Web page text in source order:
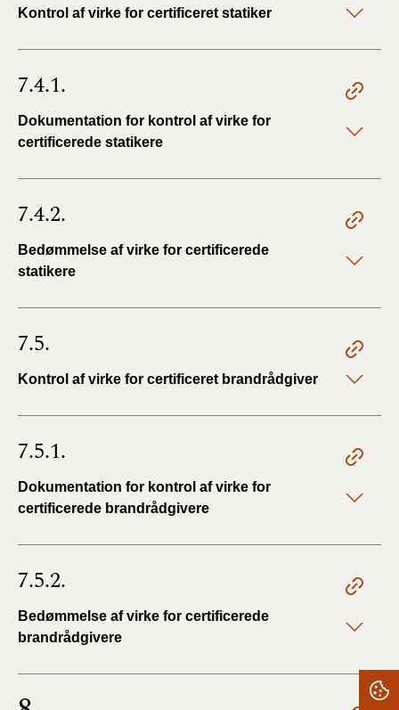
Kontrol af virke for certificeret statiker
7.4.1.
Dokumentation for kontrol af virke for
certificerede statikere
7.4.2.
Bedømmelse af virke for certificerede
statikere
7.5.
Kontrol af virke for certificeret brandrådgiver
7.5.1.
Dokumentation for kontrol af virke for
certificerede brandrådgivere
7.5.2.
Bedømmelse af virke for certificerede
brandrådgivere